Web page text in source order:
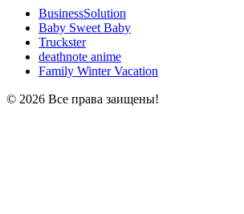
BusinessSolution
Baby Sweet Baby
Truckster
deathnote anime
Family Winter Vacation
© 2026 Все права заищены!